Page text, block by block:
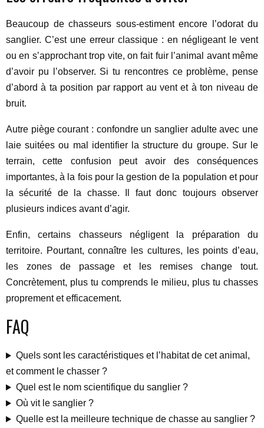
Beaucoup de chasseurs sous-estiment encore l’odorat du
sanglier. C’est une erreur classique : en négligeant le vent
ou en s’approchant trop vite, on fait fuir l’animal avant même
d’avoir pu l’observer. Si tu rencontres ce problème, pense
d’abord à ta position par rapport au vent et à ton niveau de
bruit.
Autre piège courant : confondre un sanglier adulte avec une
laie suitées ou mal identifier la structure du groupe. Sur le
terrain, cette confusion peut avoir des conséquences
importantes, à la fois pour la gestion de la population et pour
la sécurité de la chasse. Il faut donc toujours observer
plusieurs indices avant d’agir.
Enfin, certains chasseurs négligent la préparation du
territoire. Pourtant, connaître les cultures, les points d’eau,
les zones de passage et les remises change tout.
Concrètement, plus tu comprends le milieu, plus tu chasses
proprement et efficacement.
FAQ
Quels sont les caractéristiques et l’habitat de cet animal,
et comment le chasser ?
Quel est le nom scientifique du sanglier ?
Où vit le sanglier ?
Quelle est la meilleure technique de chasse au sanglier ?